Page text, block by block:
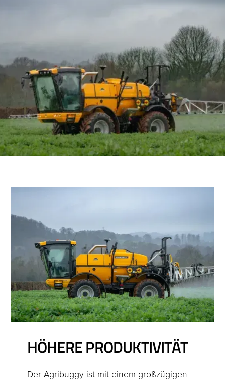
HÖHERE PRODUKTIVITÄT
Der Agribuggy ist mit einem großzügigen